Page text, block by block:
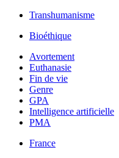
Transhumanisme
Bioéthique
Avortement
Euthanasie
Fin de vie
Genre
GPA
Intelligence artificielle
PMA
France